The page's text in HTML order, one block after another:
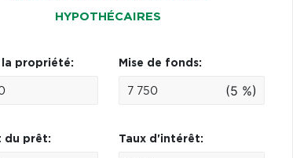
HYPOTHÉCAIRES
la propriété: Mise de fonds:
(5 %)
du prêt: Taux d'intérêt: